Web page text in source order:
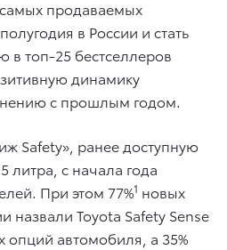
самых продаваемых
в России и стать
в топ-25 бестселлеров
динамику
с прошлым годом.
Safety», ранее доступную
литра, с начала года
При этом 77%1 новых
назвали Toyota Safety Sense
опций автомобиля, а 35%